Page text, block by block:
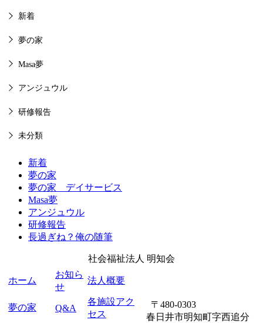
新着
夢の家
Masa夢
アンジュウル
研修報告
未分類
新着
夢の家
夢の家 デイサービス
Masa夢
アンジュウル
研修報告
長過ぎね？俺の随筆
社会福祉法人 明知会
ホーム
お知ら
せ
法人概要
夢の家 Q&A
各施設アク
セス
〒480-0303
春日井市明知町字西追分